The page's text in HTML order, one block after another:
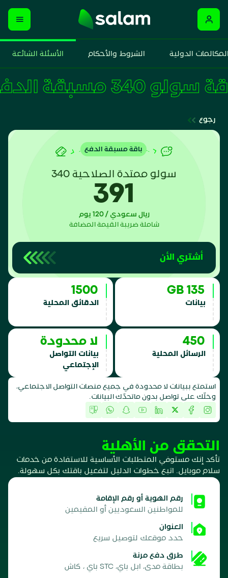
الدولية الشروط والأحكام الأسئلة الشائعة
باقة سولو 340 مسبقة الدفع
رجوع
باقة مسبقة الدفع
سولو ممتدة الصلاحية 340
391
ريال سعودي / 120 يوم
شاملة ضريبة القيمة المضافة
أشتري الأن
135 GB
بيانات
1500
الدقائق المحلية
450
الرسائل المحلية
لا محدودة
بيانات التواصل
الإجتماعي
استمتع ببيانات لا محدودة في جميع منصات التواصل الاجتماعي،
وخلّك على تواصل بدون ماتحدّك البيانات.
التحقق من الأهلية
تأكد إنك مستوفي المتطلبات الأساسية للاستفادة من خدمات
سلام موبايل. اتبع خطوات الدليل لتفعيل باقتك بكل سهولة.
رقم الهوية أو رقم الإقامة
للمواطنين السعوديين أو المقيمين
العنوان
حدد موقعك لتوصيل سريع
طرق دفع مرنة
بطاقة مدى، ابل باي، STC باي ، كاش